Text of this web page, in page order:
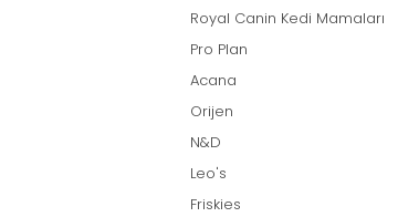
Royal Canin Kedi Mamaları
Pro Plan
Acana
Orijen
N&D
Leo's
Friskies